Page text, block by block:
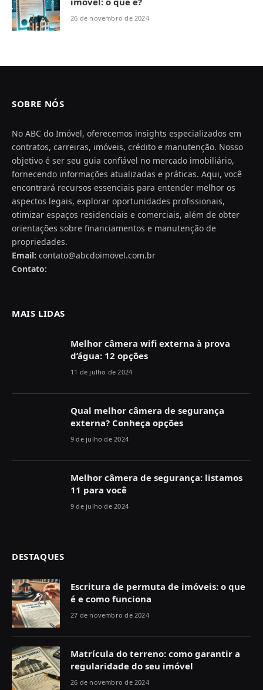
26 de novembro de 2024
SOBRE NÓS
No ABC do Imóvel, oferecemos insights especializados em
contratos, carreiras, imóveis, crédito e manutenção. Nosso
objetivo é ser seu guia confiável no mercado imobiliário,
fornecendo informações atualizadas e práticas. Aqui, você
encontrará recursos essenciais para entender melhor os
aspectos legais, explorar oportunidades profissionais,
otimizar espaços residenciais e comerciais, além de obter
orientações sobre financiamentos e manutenção de
propriedades.
Email: contato@abcdoimovel.com.br
Contato:
MAIS LIDAS
Melhor câmera wifi externa à prova
d’água: 12 opções
11 de julho de 2024
Qual melhor câmera de segurança
externa? Conheça opções
9 de julho de 2024
Melhor câmera de segurança: listamos
11 para você
9 de julho de 2024
DESTAQUES
Escritura de permuta de imóveis: o que
é e como funciona
27 de novembro de 2024
Matrícula do terreno: como garantir a
regularidade do seu imóvel
26 de novembro de 2024